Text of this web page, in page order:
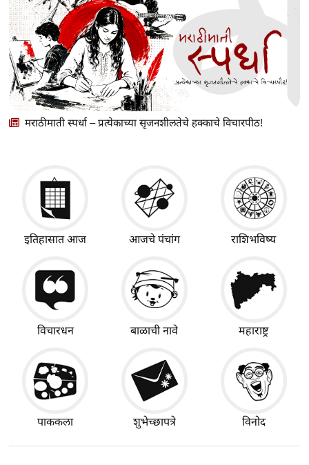
मराठीमाती स्पर्धा – प्रत्येकाच्या सृजनशीलतेचे हक्काचे विचारपीठ!
इतिहासात आज आजचे पंचांग राशिभविष्य
विचारधन बाळाची नावे महाराष्ट्र
पाककला शुभेच्छापत्रे विनोद